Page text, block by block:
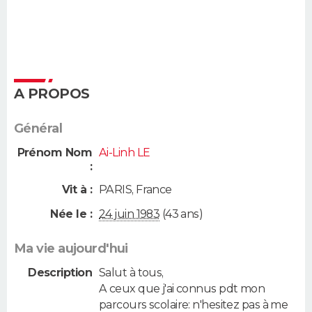
A PROPOS
Général
Prénom Nom
:
Ai-Linh LE
Vit à : PARIS, France
Née le : 24 juin 1983 (43 ans)
Ma vie aujourd'hui
Description Salut à tous,
A ceux que j'ai connus pdt mon
parcours scolaire: n'hesitez pas à me